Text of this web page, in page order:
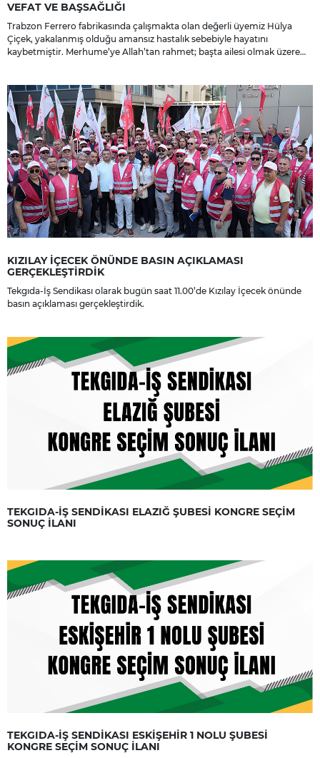
VEFAT VE BAŞSAĞLIĞI
Trabzon Ferrero fabrikasında çalışmakta olan değerli üyemiz Hülya
Çiçek, yakalanmış olduğu amansız hastalık sebebiyle hayatını
kaybetmiştir. Merhume’ye Allah’tan rahmet; başta ailesi olmak üzere
KIZILAY İÇECEK ÖNÜNDE BASIN AÇIKLAMASI
GERÇEKLEŞTİRDİK
Tekgıda-İş Sendikası olarak bugün saat 11.00’de Kızılay İçecek önünde
basın açıklaması gerçekleştirdik.
TEKGIDA-İŞ SENDİKASI ELAZIĞ ŞUBESİ KONGRE SEÇİM
SONUÇ İLANI
TEKGIDA-İŞ SENDİKASI ESKİŞEHİR 1 NOLU ŞUBESİ
KONGRE SEÇİM SONUÇ İLANI